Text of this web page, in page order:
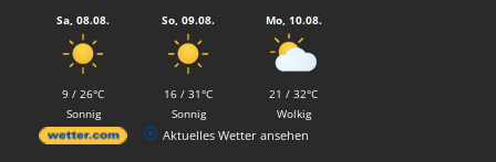
Sa, 08.08.
9 / 26°C
Sonnig
So, 09.08.
16 / 31°C
Sonnig
Mo, 10.08.
21 / 32°C
Wolkig
Aktuelles Wetter ansehen